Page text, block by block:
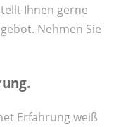
Ihnen gerne
Nehmen Sie
Erfahrung weiß